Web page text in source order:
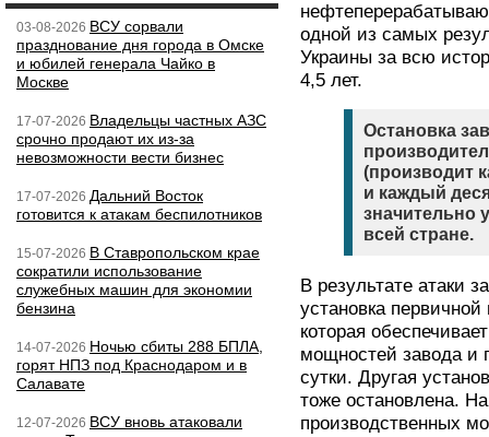
03-08-2026 ВСУ сорвали
празднование дня города в Омске
и юбилей генерала Чайко в
Москве
17-07-2026 Владельцы частных АЗС
срочно продают их из-за
невозможности вести бизнес
17-07-2026 Дальний Восток
готовится к атакам беспилотников
15-07-2026 В Ставропольском крае
сократили использование
служебных машин для экономии
бензина
14-07-2026 Ночью сбиты 288 БПЛА,
горят НПЗ под Краснодаром и в
Салавате
12-07-2026 ВСУ вновь атаковали
одной из самых
Украины за всю
4,5 лет.
Остановка
(производит
и каждый
значительно
всей стране.
В результате атаки
установка
которая
мощностей завода и
сутки. Другая
тоже остановлена.
производственных